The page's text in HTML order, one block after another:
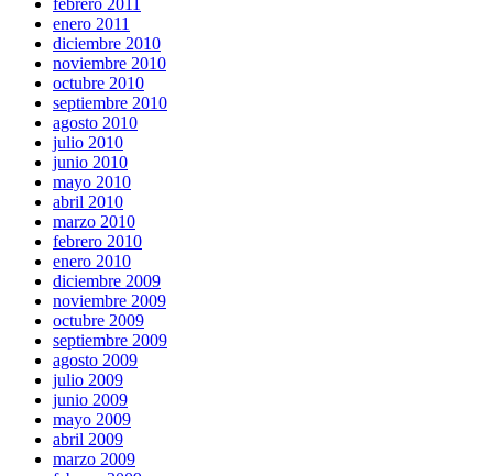
febrero 2011
enero 2011
diciembre 2010
noviembre 2010
octubre 2010
septiembre 2010
agosto 2010
julio 2010
junio 2010
mayo 2010
abril 2010
marzo 2010
febrero 2010
enero 2010
diciembre 2009
noviembre 2009
octubre 2009
septiembre 2009
agosto 2009
julio 2009
junio 2009
mayo 2009
abril 2009
marzo 2009